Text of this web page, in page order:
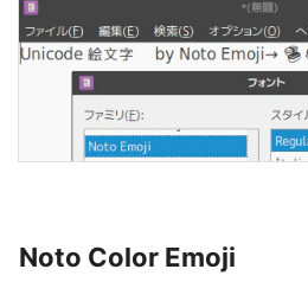
Noto Color Emoji